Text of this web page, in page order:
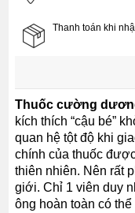
Thanh toán khi
Thuốc cường
kích thích “cậu bé”
quan hệ tột độ khi
chính của thuốc
thiên nhiên. Nên rất
giới. Chỉ 1 viên duy
ông hoàn toàn có